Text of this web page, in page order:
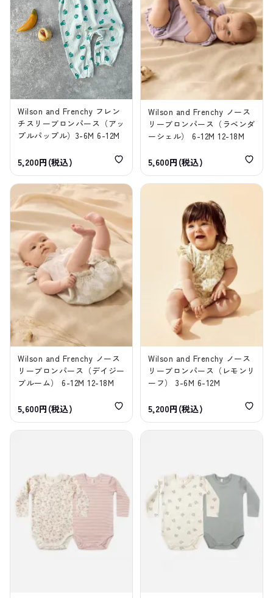
Wilson and Frenchy フレン
チスリーブロンパース（アッ
プルパップル）3-6M 6-12M
5,200円(税込)
Wilson and Frenchy ノース
リーブロンパース（ラベンダ
ーシェル） 6-12M 12-18M
5,600円(税込)
Wilson and Frenchy ノース
リーブロンパース（デイジー
ブルーム） 6-12M 12-18M
5,600円(税込)
Wilson and Frenchy ノース
リーブロンパース（レモンリ
ーフ） 3-6M 6-12M
5,200円(税込)